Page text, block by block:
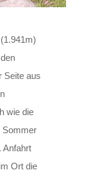
Seite aus
wie die
Sommer
Anfahrt
Ort die